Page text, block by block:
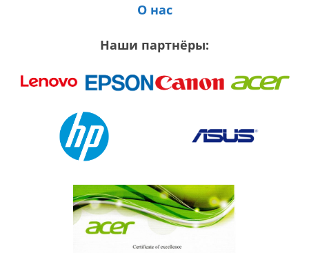
О нас
Наши партнёры: